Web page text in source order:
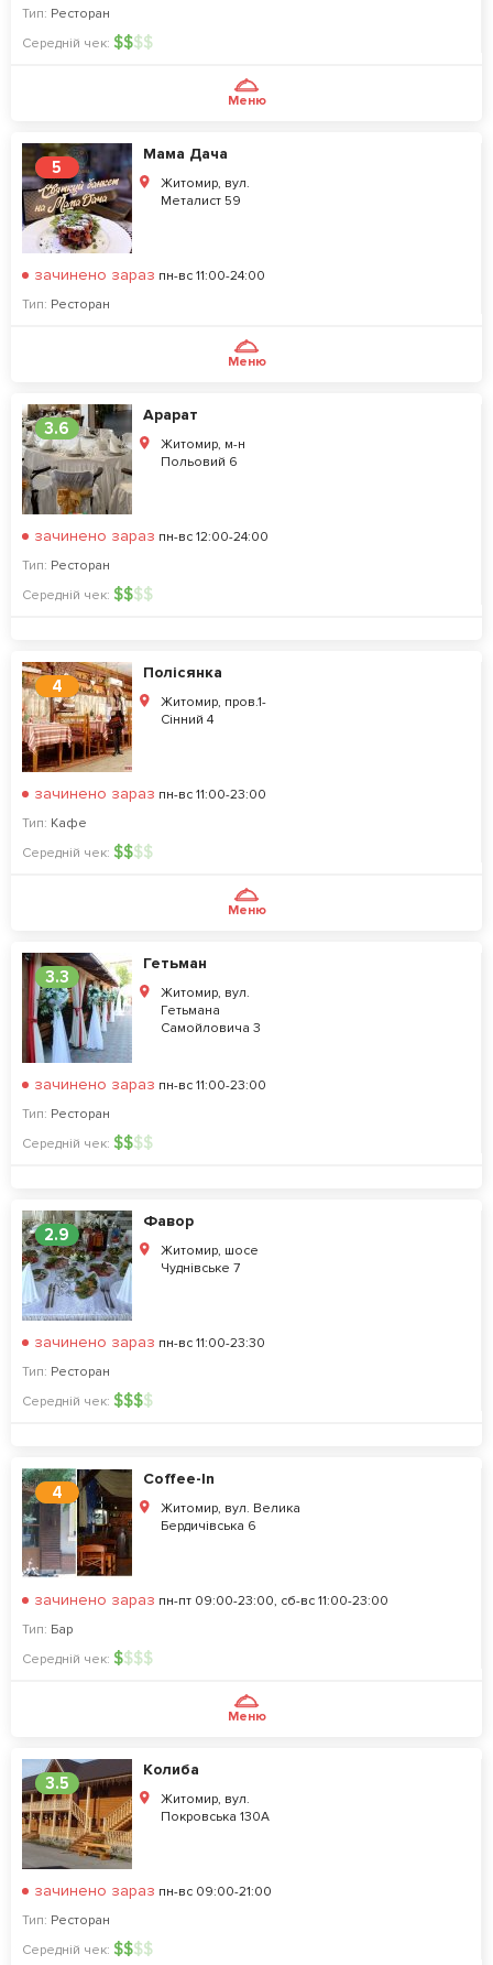
Тип: Ресторан
Середній чек: $$$$
Меню
5
Мама Дача
Житомир, вул.
Металист 59
зачинено зараз пн-вс 11:00-24:00
Тип: Ресторан
Меню
3.6
Арарат
Житомир, м-н
Польовий 6
зачинено зараз пн-вс 12:00-24:00
Тип: Ресторан
Середній чек: $$$$
4
Полісянка
Житомир, пров.1-
Сінний 4
зачинено зараз пн-вс 11:00-23:00
Тип: Кафе
Середній чек: $$$$
Меню
3.3
Гетьман
Житомир, вул.
Гетьмана
Самойловича 3
зачинено зараз пн-вс 11:00-23:00
Тип: Ресторан
Середній чек: $$$$
2.9
Фавор
Житомир, шосе
Чуднівське 7
зачинено зараз пн-вс 11:00-23:30
Тип: Ресторан
Середній чек: $$$$
4
Coffee-In
Житомир, вул. Велика
Бердичівська 6
зачинено зараз пн-пт 09:00-23:00, сб-вс 11:00-23:00
Тип: Бар
Середній чек: $$$$
Меню
3.5
Колиба
Житомир, вул.
Покровська 130А
зачинено зараз пн-вс 09:00-21:00
Тип: Ресторан
Середній чек: $$$$